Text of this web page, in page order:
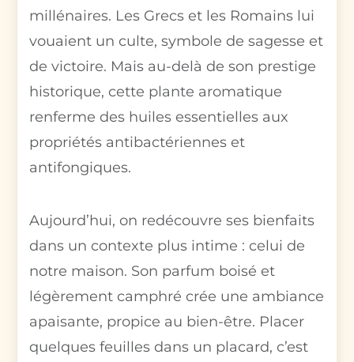
millénaires. Les Grecs et les Romains lui
vouaient un culte, symbole de sagesse et
de victoire. Mais au-delà de son prestige
historique, cette plante aromatique
renferme des huiles essentielles aux
propriétés antibactériennes et
antifongiques.
Aujourd’hui, on redécouvre ses bienfaits
dans un contexte plus intime : celui de
notre maison. Son parfum boisé et
légèrement camphré crée une ambiance
apaisante, propice au bien-être. Placer
quelques feuilles dans un placard, c’est